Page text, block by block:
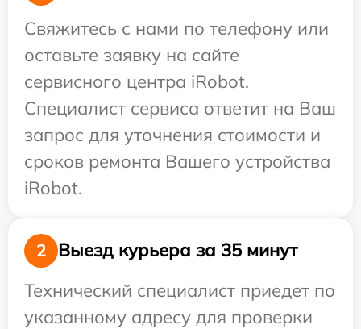
Свяжитесь с нами по телефону или
оставьте заявку на сайте
сервисного центра iRobot.
Специалист сервиса ответит на Ваш
запрос для уточнения стоимости и
сроков ремонта Вашего устройства
iRobot.
2
Выезд курьера за 35 минут
Технический специалист приедет по
указанному адресу для проверки